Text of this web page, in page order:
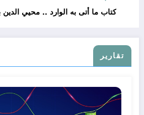
كتاب ما أتى به الوارد .. محيي
تقارير